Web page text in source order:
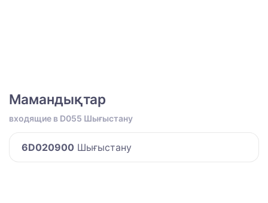
Мамандықтар
входящие в D055 Шығыстану
6D020900 Шығыстану